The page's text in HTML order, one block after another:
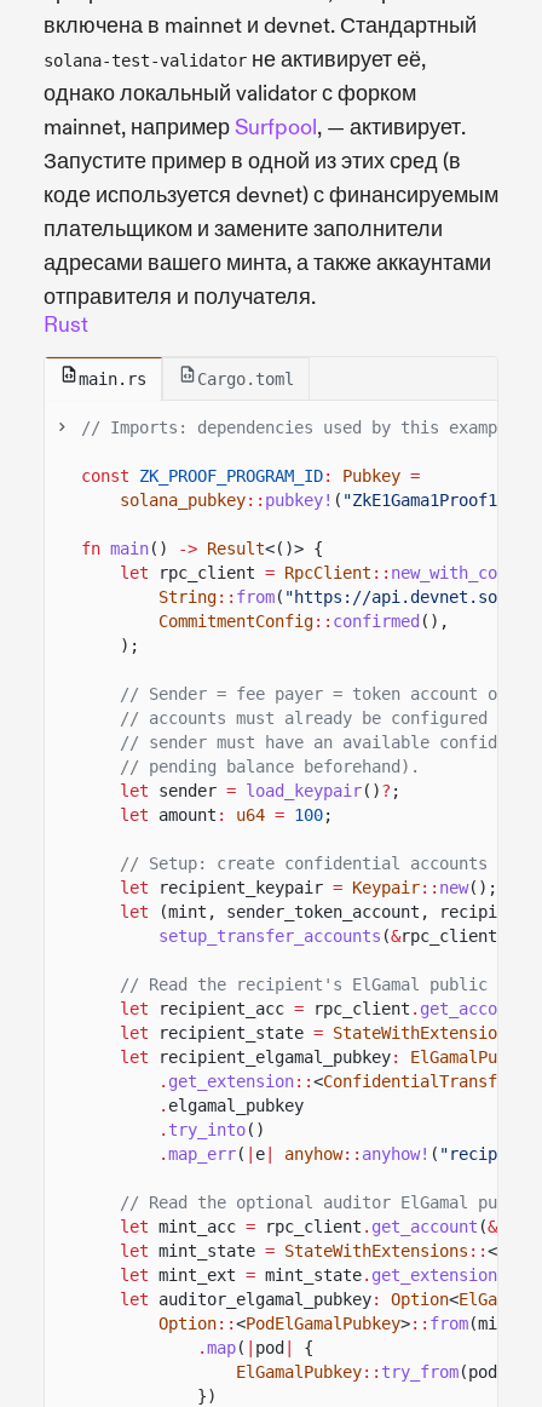
включена в mainnet и devnet. Стандартный
solana-test-validator не активирует её,
однако локальный validator с форком
mainnet, напримерSurfpool, — активирует.
Запустите пример в одной из этих сред (в
коде используется devnet) с финансируемым
плательщиком и замените заполнители
адресами вашего минта, а также аккаунтами
отправителя и получателя.
Rust
main.rs Cargo.toml
// Imports: dependencies used by this example.
const ZK_PROOF_PROGRAM_ID: Pubkey =
solana_pubkey:: pubkey! (
fn main() -> Result<()> {
let
rpc_client = RpcClient ::
String:: from( "https://
CommitmentConfig:: confirmed (),
);
// Sender = fee payer = token account
// accounts must already be configured
// sender must have an available
// pending balance beforehand).
let
sender = load_keypair()? ;
let
amount : u64 = 100;
// Setup: create confidential accounts and
let
recipient_keypair = Keypair:: new();
let
(mint, sender_token_account,
setup_transfer_accounts (&rpc_client,
// Read the recipient's ElGamal public
let
recipient_acc = rpc_client . get_account
let
recipient_state = StateWithExtensions
let
recipient_elgamal_pubkey:
ElGamalPubkey
. get_extension::<
. elgamal_pubkey
. try_into()
.map_err( e anyhow:: anyhow! ( "recipient
// Read the optional auditor ElGamal
let mint_acc = rpc_client . get_account (&
let mint_state = StateWithExtensions ::<
let mint_ext = mint_state. get_extension
let
auditor_elgamal_pubkey: Option<
Option::<PodElGamalPubkey>:: from
.map( pod
{
ElGamalPubkey:: try_from(pod)
})